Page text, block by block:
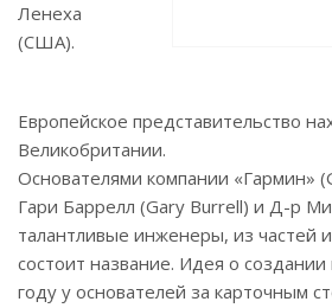
Ленеха
(США).
Европейское представительство
Великобритании.
Основателями компании «Гармин»
Гари Баррелл (Gary Burrell) и Д-р
талантливые инженеры, из частей
состоит название. Идея о создании
году у основателей за карточным